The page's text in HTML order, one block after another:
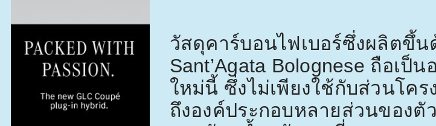
วัสดุคาร์บอนไฟเบอร์ซึ่งผลิตขึ้
Sant’Agata Bolognese ถือเป็น
ใหม่นี้ ซึ่งไม่เพียงใช้กับส่วนโคร
ถึงองค์ประกอบหลายส่วนของตั